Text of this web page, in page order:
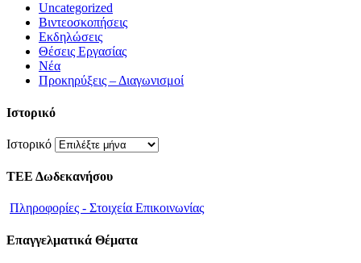
Uncategorized
Βιντεοσκοπήσεις
Εκδηλώσεις
Θέσεις Εργασίας
Νέα
Προκηρύξεις – Διαγωνισμοί
Ιστορικό
Ιστορικό
ΤΕΕ Δωδεκανήσου
Πληροφορίες - Στοιχεία Επικοινωνίας
Επαγγελματικά Θέματα